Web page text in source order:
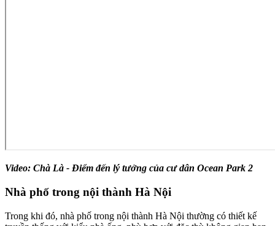
Video: Chà Là - Điểm đến lý tưởng của cư dân Ocean Park 2
Nhà phố trong nội thành Hà Nội
Trong khi đó, nhà phố trong nội thành Hà Nội thường có thiết kế